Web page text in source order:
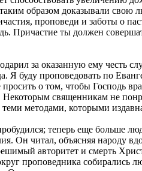
образом доказывали
проповеди и заботы
Причастие ты должен
за оказанную ему честь
буду проповедовать по
о том, чтобы Господь
священникам не
методами, которыми
теперь еще больше
Он читал, объясняя народу
авторитет и смерть
проповедника собирались